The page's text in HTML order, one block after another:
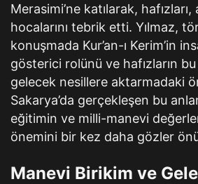
Merasimi’ne katılarak,
hocalarını tebrik etti. Yılmaz,
konuşmada Kur’an-ı Kerim’in
gösterici rolünü ve hafızların
gelecek nesillere aktarmadaki
Sakarya’da gerçekleşen bu
eğitimin ve milli-manevi
önemini bir kez daha gözler
Manevi Birikim ve